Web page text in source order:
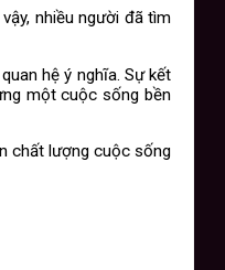
nhiều người đã tìm
hệ ý nghĩa. Sự kết
một cuộc sống bền
chất lượng cuộc sống